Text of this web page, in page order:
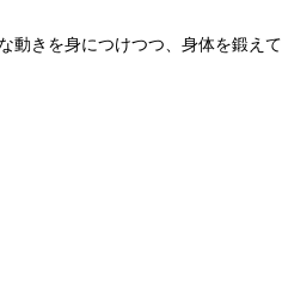
動きを身につけつつ、身体を鍛えて